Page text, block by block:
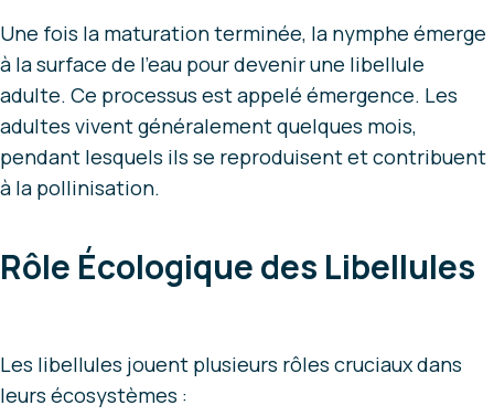
Une fois la maturation terminée, la nymphe émerge
à la surface de l’eau pour devenir une libellule
adulte. Ce processus est appelé émergence. Les
adultes vivent généralement quelques mois,
pendant lesquels ils se reproduisent et contribuent
à la pollinisation.
Rôle Écologique des Libellules
Les libellules jouent plusieurs rôles cruciaux dans
leurs écosystèmes :